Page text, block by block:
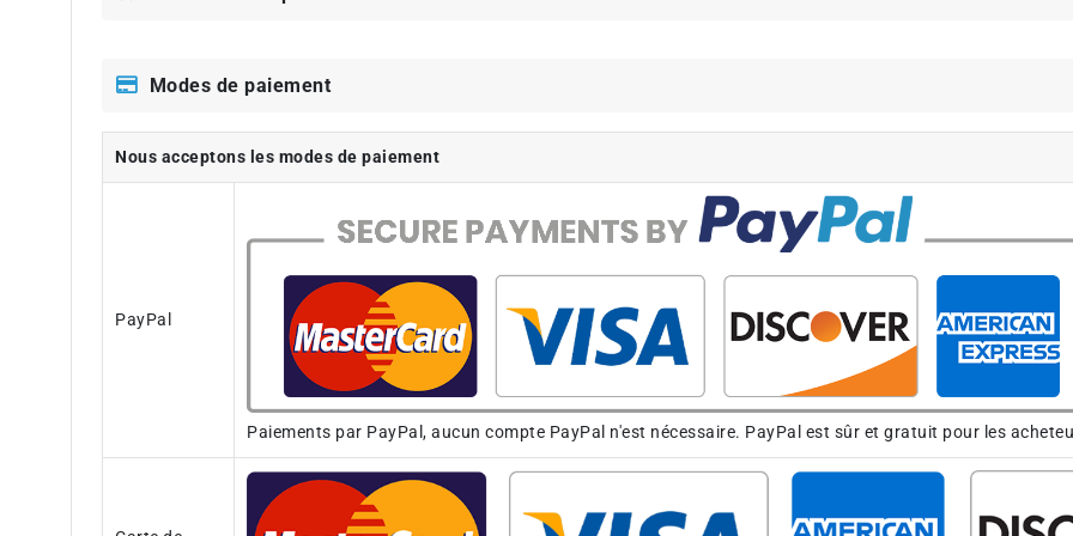
Modes de paiement
Nous acceptons les modes de paiement
PayPal
Paiements par PayPal, aucun compte PayPal n'est nécessaire. PayPal est sûr et gratuit pour les